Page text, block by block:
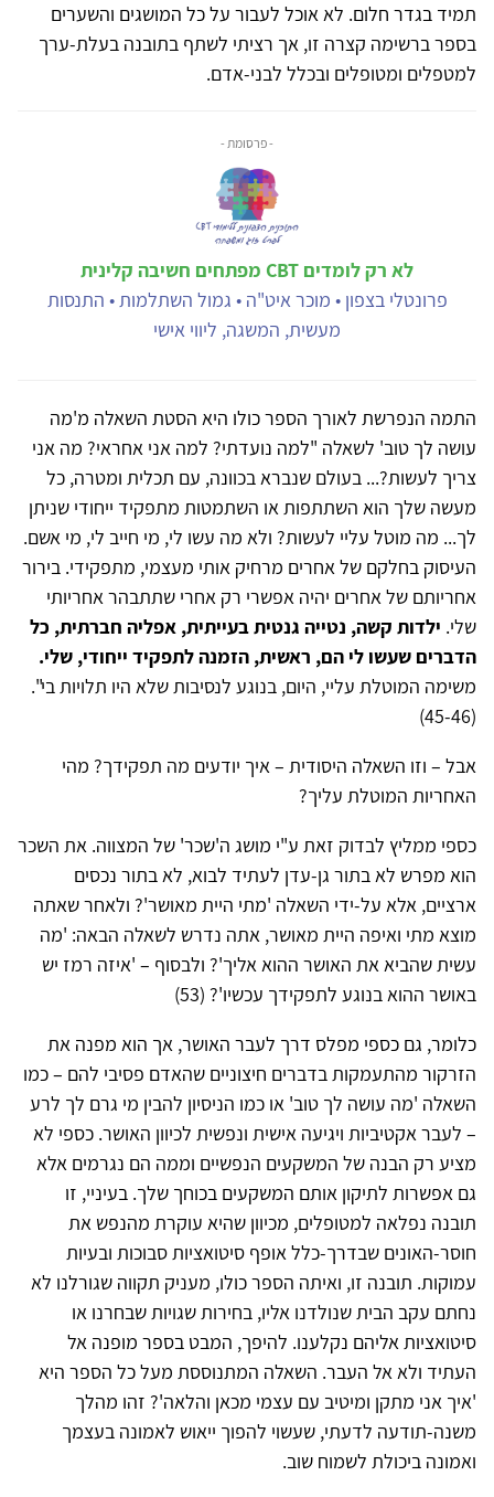
תמיד בגדר חלום. לא אוכל לעבור על כל המושגים והשערים
בספר ברשימה קצרה זו, אך רציתי לשתף בתובנה בעלת-ערך
למטפלים ומטופלים ובכלל לבני-אדם.
- פרסומת -
לא רק לומדים CBT מפתחים חשיבה קלינית
פרונטלי בצפון • מוכר איט"ה • גמול השתלמות • התנסות
מעשית, המשגה, ליווי אישי
התמה הנפרשת לאורך הספר כולו היא הסטת השאלה מ'מה
עושה לך טוב' לשאלה "למה נועדתי? למה אני אחראי? מה אני
צריך לעשות?... בעולם שנברא בכוונה, עם תכלית ומטרה, כל
מעשה שלך הוא השתתפות או השתמטות מתפקיד ייחודי שניתן
לך... מה מוטל עליי לעשות? ולא מה עשו לי, מי חייב לי, מי אשם.
העיסוק בחלקם של אחרים מרחיק אותי מעצמי, מתפקידי. בירור
אחריותם של אחרים יהיה אפשרי רק אחרי שתתבהר אחריותי
שלי. ילדות קשה, נטייה גנטית בעייתית, אפליה חברתית, כל
הדברים שעשו לי הם, ראשית, הזמנה לתפקיד ייחודי, שלי.
משימה המוטלת עליי, היום, בנוגע לנסיבות שלא היו תלויות בי".
(45-46)
אבל – וזו השאלה היסודית – איך יודעים מה תפקידך? מהי
האחריות המוטלת עליך?
כספי ממליץ לבדוק זאת ע"י מושג ה'שכר' של המצווה. את השכר
הוא מפרש לא בתור גן-עדן לעתיד לבוא, לא בתור נכסים
ארציים, אלא על-ידי השאלה 'מתי היית מאושר'? ולאחר שאתה
מוצא מתי ואיפה היית מאושר, אתה נדרש לשאלה הבאה: 'מה
עשית שהביא את האושר ההוא אליך'? ולבסוף – 'איזה רמז יש
באושר ההוא בנוגע לתפקידך עכשיו'? (53)
כלומר, גם כספי מפלס דרך לעבר האושר, אך הוא מפנה את
הזרקור מהתעמקות בדברים חיצוניים שהאדם פסיבי להם – כמו
השאלה 'מה עושה לך טוב' או כמו הניסיון להבין מי גרם לך לרע
– לעבר אקטיביות ויגיעה אישית ונפשית לכיוון האושר. כספי לא
מציע רק הבנה של המשקעים הנפשיים וממה הם נגרמים אלא
גם אפשרות לתיקון אותם המשקעים בכוחך שלך. בעיניי, זו
תובנה נפלאה למטופלים, מכיוון שהיא עוקרת מהנפש את
חוסר-האונים שבדרך-כלל אופף סיטואציות סבוכות ובעיות
עמוקות. תובנה זו, ואיתה הספר כולו, מעניק תקווה שגורלנו לא
נחתם עקב הבית שנולדנו אליו, בחירות שגויות שבחרנו או
סיטואציות אליהם נקלענו. להיפך, המבט בספר מופנה אל
העתיד ולא אל העבר. השאלה המתנוססת מעל כל הספר היא
'איך אני מתקן ומיטיב עם עצמי מכאן והלאה'? זהו מהלך
משנה-תודעה לדעתי, שעשוי להפוך ייאוש לאמונה בעצמך
ואמונה ביכולת לשמוח שוב.